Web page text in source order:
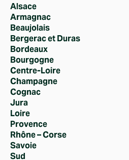
Alsace
Armagnac
Beaujolais
Bergerac et Duras
Bordeaux
Bourgogne
Centre-Loire
Champagne
Cognac
Jura
Loire
Provence
Rhône – Corse
Savoie
Sud